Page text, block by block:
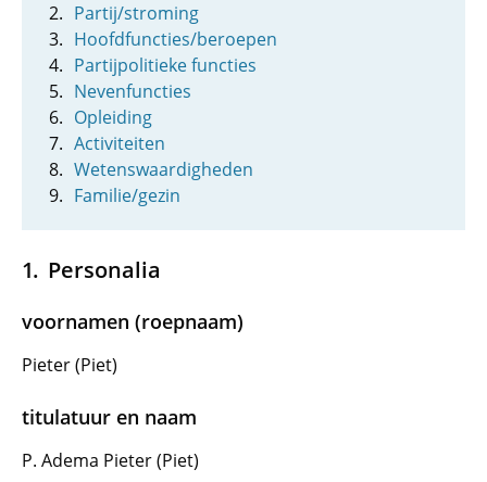
Partij/stroming
Hoofdfuncties/beroepen
Partijpolitieke functies
Nevenfuncties
Opleiding
Activiteiten
Wetenswaardigheden
Familie/gezin
Personalia
voornamen (roepnaam)
Pieter (Piet)
titulatuur en naam
P. Adema Pieter (Piet)